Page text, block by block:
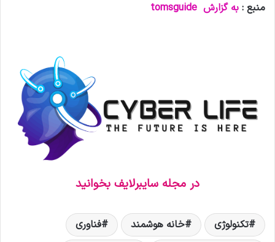
منبع : به گزارش tomsguide
در مجله سایبرلایف بخوانید
تکنولوژی خانه هوشمند
فناوری